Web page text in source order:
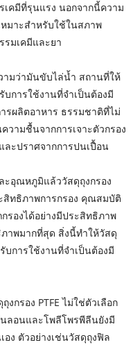
เคมีที่รุนแรง นอกจากนี้ความ
มาะสำหรับใช้ในสภาพ
มเคมีและยา
ามว่ามันขับไล่น้ำ สถานที่ให้
บการใช้งานที่จำเป็นต้องมี
รผลิตอาหาร ธรรมชาติที่ไม่
วามชื้นจากการเจาะตัวกรอง
ะปราศจากการปนเปื้อน
ะอุณหภูมิแล้ววัสดุถุงกรอง
สิทธิภาพการกรอง คุณสมบัติ
รองได้อย่างมีประสิทธิภาพ
าพมากที่สุด สิ่งนี้ทำให้วัสดุ
บการใช้งานที่จำเป็นต้องมี
กรอง PTFE ไม่ใช่ตัวเลือก
นลอนและโพลีโพรพีลีนยังมี
ง ตัวอย่างเช่นวัสดุถุงฟิล